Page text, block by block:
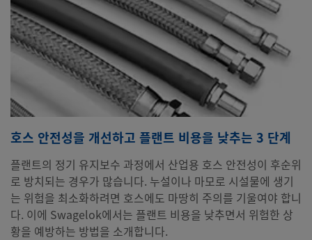
호스 안전성을 개선하고 플랜트 비용을 낮추는 3 단계
플랜트의 정기 유지보수 과정에서 산업용 호스 안전성이 후순위
로 방치되는 경우가 많습니다. 누설이나 마모로 시설물에 생기
는 위험을 최소화하려면 호스에도 마땅히 주의를 기울여야 합니
다. 이에 Swagelok에서는 플랜트 비용을 낮추면서 위험한 상
황을 예방하는 방법을 소개합니다.